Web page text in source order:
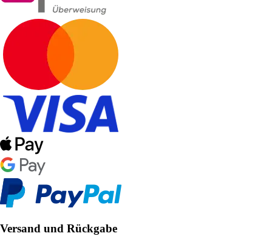
Versand und Rückgabe